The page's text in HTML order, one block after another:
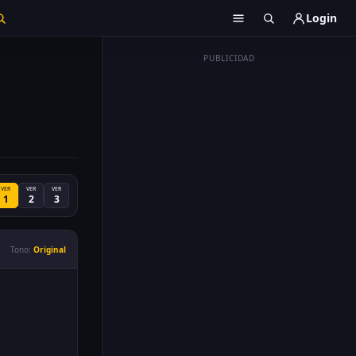
Login
PUBLICIDAD
VER
1
VER
2
VER
3
Tono: Original